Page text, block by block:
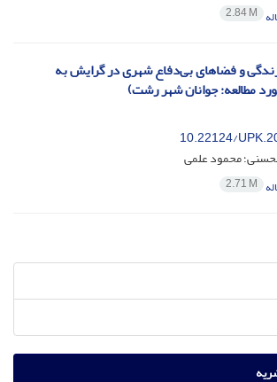
2.84 M
و فضاهای بی‌دفاع شهری در گرایش به
مطالعه: جوانان شهر رشت)
10.22124/
محمود علمی
2.71 M